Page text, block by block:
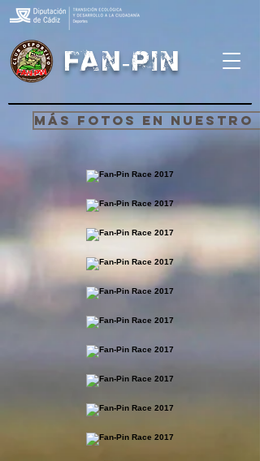
FAN-PIN
MÁS FOTOS EN NUESTRO